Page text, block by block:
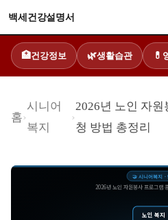
백세건강설명서
🏥 건강정보 🌿생활습관 💊
홈›
시니어
복지
›
2026년 노인 자
청 방법 총정리
🤝 시니어복지 ·
2026년 노인 자원봉사 프로그램
노인 복지